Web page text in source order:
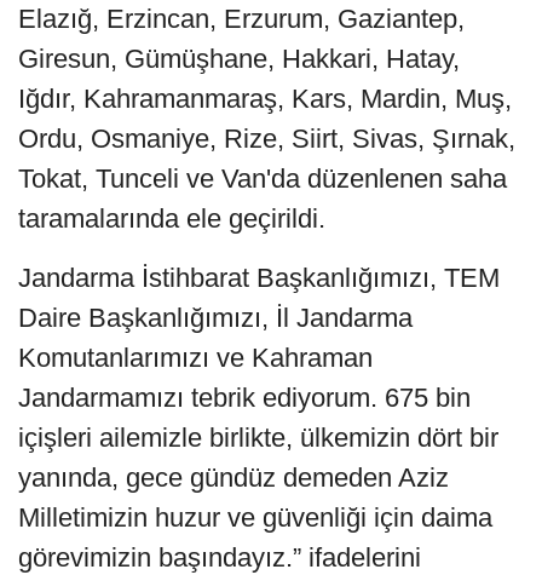
Elazığ, Erzincan, Erzurum, Gaziantep,
Giresun, Gümüşhane, Hakkari, Hatay,
Iğdır, Kahramanmaraş, Kars, Mardin, Muş,
Ordu, Osmaniye, Rize, Siirt, Sivas, Şırnak,
Tokat, Tunceli ve Van'da düzenlenen saha
taramalarında ele geçirildi.
Jandarma İstihbarat Başkanlığımızı, TEM
Daire Başkanlığımızı, İl Jandarma
Komutanlarımızı ve Kahraman
Jandarmamızı tebrik ediyorum. 675 bin
içişleri ailemizle birlikte, ülkemizin dört bir
yanında, gece gündüz demeden Aziz
Milletimizin huzur ve güvenliği için daima
görevimizin başındayız.” ifadelerini